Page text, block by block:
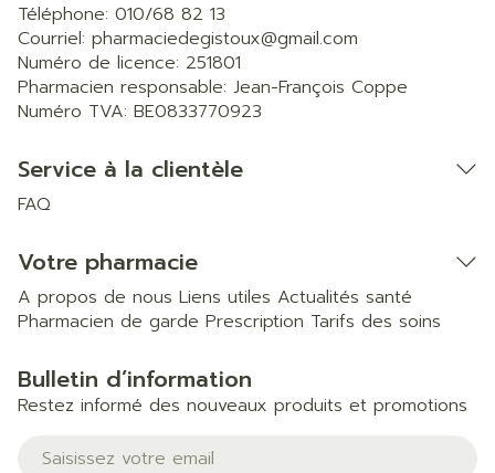
Téléphone: 010/68 82 13
Courriel: pharmaciedegistoux@gmail.com
Numéro de licence: 251801
Pharmacien responsable: Jean-François Coppe
Numéro TVA: BE0833770923
Service à la clientèle
FAQ
Votre pharmacie
A propos de nous Liens utiles Actualités santé
Pharmacien de garde Prescription Tarifs des soins
Bulletin d’information
Restez informé des nouveaux produits et promotions
Adresse mail